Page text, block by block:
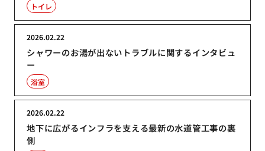
トイレ
シャワーのお湯が出ないトラブルに関するインタビュ
ー
2026.02.22
浴室
地下に広がるインフラを支える最新の水道管工事の裏
側
2026.02.22